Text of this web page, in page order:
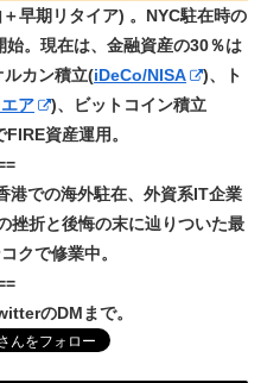
早期リタイア) 。NYC駐在時の
。現在は、金融資産の30％は
カン積立(iDeCo/NISA
)、ト
ア
)、ビットコイン積立
FIRE資産運用。
港での海外駐在、外資系IT企業
挫折と後悔の末に辿りついた最
クで修業中。
のDMまで。